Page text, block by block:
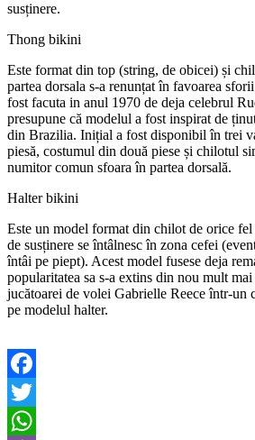
susținere.
Thong bikini
Este format din top (string, de obicei) și
partea dorsala s-a renunțat în favoarea
fost facuta in anul 1970 de deja celebrul
presupune că modelul a fost inspirat de
din Brazilia. Inițial a fost disponibil în trei
piesă, costumul din două piese și chilotul
numitor comun sfoara în partea dorsală.
Halter bikini
Este un model format din chilot de orice
de susținere se întâlnesc în zona cefei
întâi pe piept). Acest model fusese deja
popularitatea sa s-a extins din nou mult
jucătoarei de volei Gabrielle Reece într-un
pe modelul halter.
Facebook
Twitter